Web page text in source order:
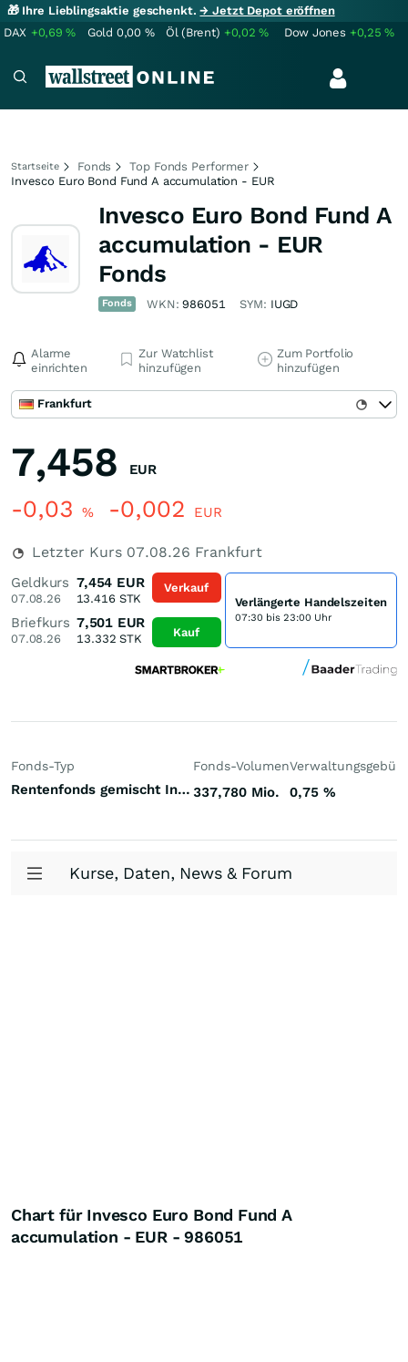
🎁 Ihre Lieblingsaktie geschenkt.→ Jetzt Depot eröffnen
DAX +0,69% Gold 0,00 % Öl (Brent) +0,02% Dow Jones +0,25%
Startseite Fonds
Top Fonds Performer
Invesco Euro Bond Fund A accumulation - EUR
Invesco Euro Bond Fund A
accumulation - EUR
Fonds
Fonds WKN:986051 SYM: IUGD
Alarme
einrichten
Zur Watchlist
hinzufügen
Zum Portfolio
hinzufügen
Frankfurt
7,458 EUR
-0,03 % -0,002 EUR
Letzter Kurs 07.08.26 Frankfurt
Geldkurs
07.08.26
7,454 EUR
13.416STK
Briefkurs
07.08.26
7,501 EUR
13.332 STK
Verkauf
Kauf
Verlängerte Handelszeiten
07:30 bis 23:00 Uhr
Fonds-Typ
Rentenfonds gemischt Investment Grade Welt Euro
Fonds-Volumen
337,780 Mio. 0,75 %
Kurse, Daten, News & Forum
Chart für Invesco Euro Bond Fund A
accumulation - EUR - 986051